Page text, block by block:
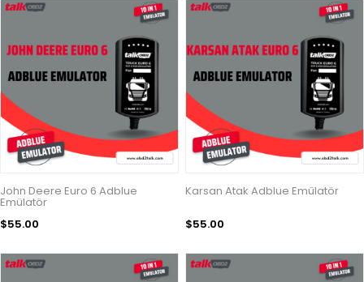
John Deere Euro 6 Adblue
Emülatör
$55.00
Karsan Atak Adblue Emülatör
$55.00